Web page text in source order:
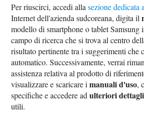
Per riuscirci, accedi allasezione dedicata
Internet dell'azienda sudcoreana, digita il
modello di smartphone o tablet Samsung
campo di ricerca che si trova al centro
risultato pertinente tra i suggerimenti che
automatico. Successivamente, verrai
assistenza relativa al prodotto di
visualizzare e scaricare imanuali d'uso,
specifiche e accedere adulteriori dettagli
utili.